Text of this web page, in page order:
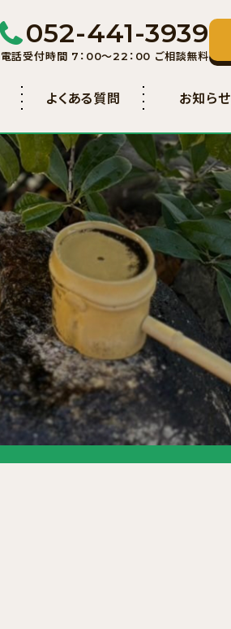
052-441-3939
電話受付時間 7：00〜22：00 ご相談無料
よくある質問 お知らせ